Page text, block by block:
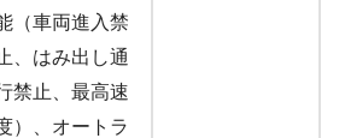
（車両進入禁
、はみ出し通
禁止、最高速
）、オートラ